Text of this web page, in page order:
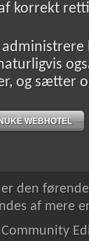
korrekt
og sætter
WEBHOTEL
den
af mere